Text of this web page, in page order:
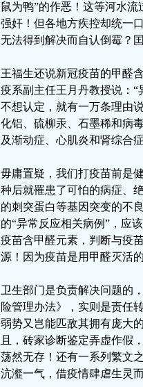
鼠为鸭”的作恶！这等河水
强奸！但各地方疾控却统一
无法得到解决而自认倒霉？
王福生还说新冠疫苗的甲醛
疫系副主任王月丹教授说：
不想认定，就有一万条理由
化铝、硫柳汞、石墨稀和病
及渐动症、心肌炎和肾综合
毋庸置疑，我们打疫苗前是
种后就罹患了可怕的病症、
的刺突蛋白等基因突变的不
的“异常反应相关病例”，应
疫苗含甲醛元素，判断与疫
源！因为疫苗是用甲醛灭活
卫生部门是负责解决问题的
险管理办法》，实则是责任
弱势又岂能匹敌其拥有庞大
且，砖家诊断鉴定弄虚作假
荡然无存！还有一系列繁文
沆瀣一气，借疫情肆虐生灵